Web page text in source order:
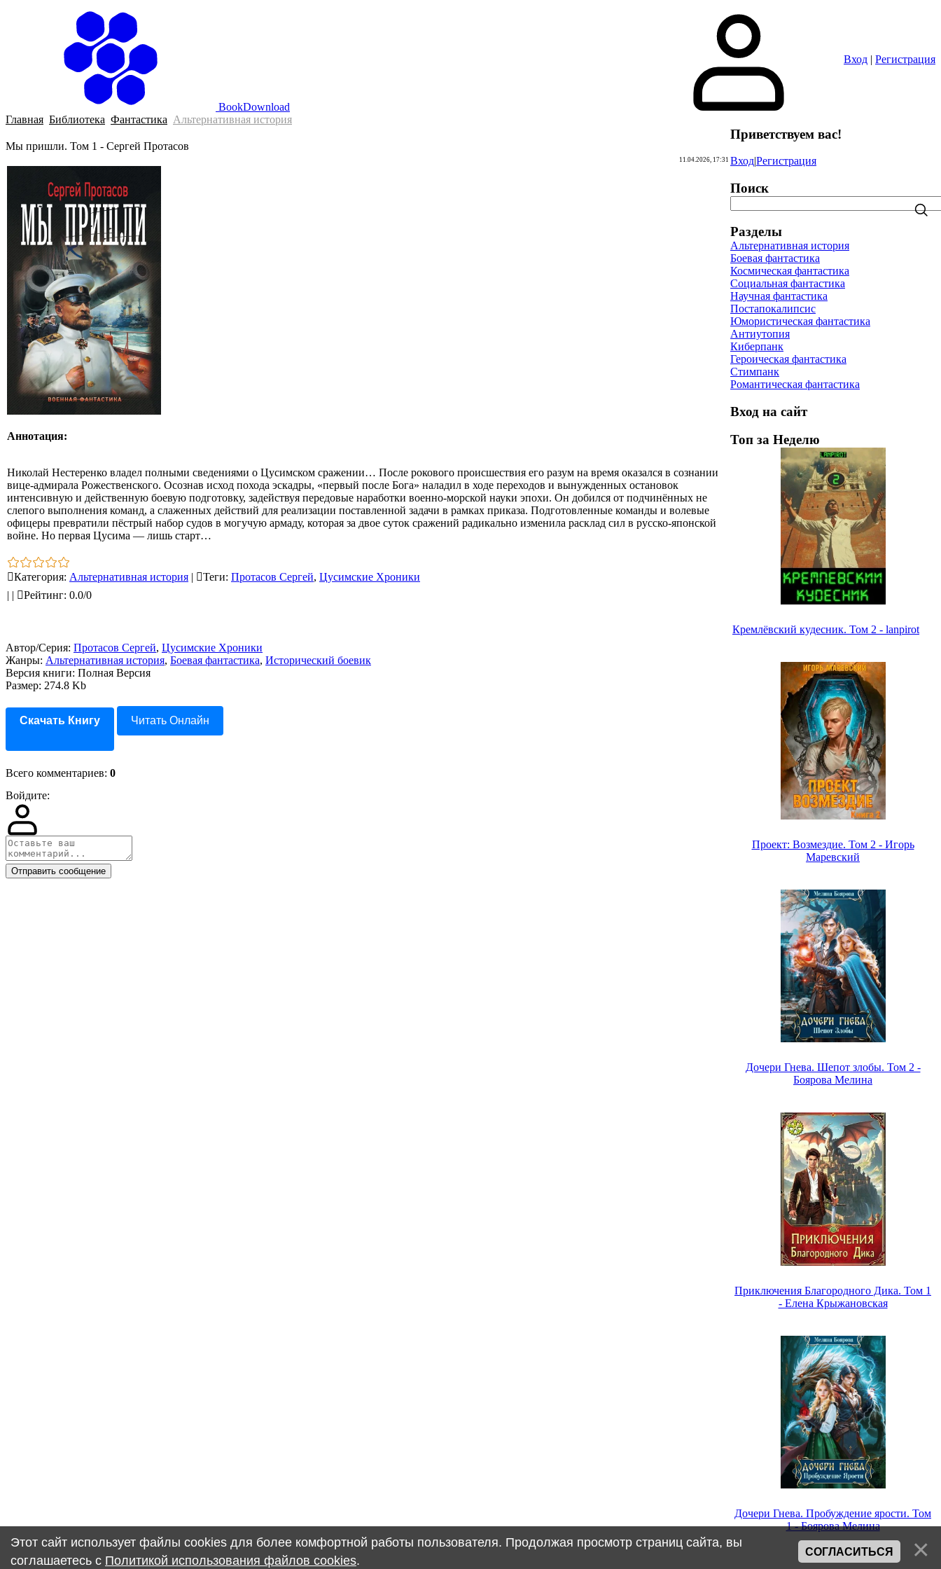
BookDownload
Вход | Регистрация
Главная Библиотека Фантастика Альтернативная история
Мы пришли. Том 1 - Сергей Протасов
11.04.2026, 17:31
Аннотация:
Николай Нестеренко владел полными сведениями о Цусимском сражении… После рокового происшествия его разум на время оказался в сознании
вице‑адмирала Рожественского. Осознав исход похода эскадры, «первый после Бога» наладил в ходе переходов и вынужденных остановок
интенсивную и действенную боевую подготовку, задействуя передовые наработки военно‑морской науки эпохи. Он добился от подчинённых не
слепого выполнения команд, а слаженных действий для реализации поставленной задачи в рамках приказа. Подготовленные команды и волевые
офицеры превратили пёстрый набор судов в могучую армаду, которая за двое суток сражений радикально изменила расклад сил в русско‑японской
войне. Но первая Цусима — лишь старт…
Категория: Альтернативная история | Теги: Протасов Сергей, Цусимские Хроники
| | Рейтинг: 0.0/0
Автор/Серия: Протасов Сергей, Цусимские Хроники
Жанры: Альтернативная история, Боевая фантастика, Исторический боевик
Версия книги: Полная Версия
Размер: 274.8 Kb
Скачать Книгу Читать Онлайн
Всего комментариев: 0
Войдите:
Отправить сообщение
Приветствуем вас!
Вход|Регистрация
Поиск
Разделы
Альтернативная история
Боевая фантастика
Космическая фантастика
Социальная фантастика
Научная фантастика
Постапокалипсис
Юмористическая фантастика
Антиутопия
Киберпанк
Героическая фантастика
Стимпанк
Романтическая фантастика
Вход на сайт
Топ за Неделю
Кремлёвский кудесник. Том 2 - lanpirot
Проект: Возмездие. Том 2 - Игорь
Маревский
Дочери Гнева. Шепот злобы. Том 2 -
Боярова Мелина
Приключения Благородного Дика. Том 1
- Елена Крыжановская
Дочери Гнева. Пробуждение ярости. Том
1 - Боярова Мелина
Этот сайт использует файлы cookies для более комфортной работы пользователя. Продолжая просмотр страниц сайта, вы
соглашаетесь с Политикой использования файлов cookies.
СОГЛАСИТЬСЯ